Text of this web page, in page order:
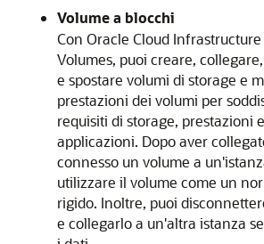
Volume a blocchi
Con Oracle Cloud
Volumes, puoi creare,
e spostare volumi di storage e
prestazioni dei volumi per
requisiti di storage, prestazioni e
applicazioni. Dopo aver
connesso un volume a
utilizzare il volume come un
rigido. Inoltre, puoi
e collegarlo a un'altra istanza